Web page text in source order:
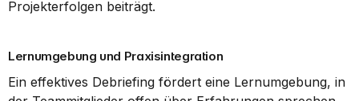
Projekterfolgen beiträgt.
Lernumgebung und Praxisintegration
Ein effektives Debriefing fördert eine Lernumgebung, in